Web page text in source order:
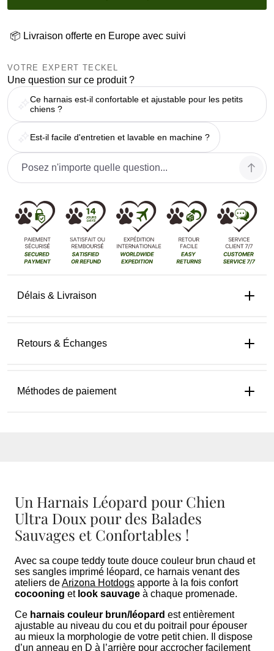
📦 Livraison offerte en Europe avec suivi
VOTRE EXPERT TECKEL
Une question sur ce produit ?
Ce harnais est-il confortable et ajustable pour les petits
chiens ?
Est-il facile d'entretien et lavable en machine ?
Délais & Livraison
Retours & Échanges
Méthodes de paiement
Un Harnais Léopard pour Chien
Ultra Doux pour des Balades
Sauvages et Confortables !
Avec sa coupe teddy toute douce couleur brun chaud et
ses sangles imprimé léopard, ce harnais venant des
ateliers deArizona Hotdogs apporte à la fois confort
cocooning et look sauvage à chaque promenade.
Ce harnais couleur brun/léopard est entièrement
ajustable au niveau du cou et du poitrail pour épouser
au mieux la morphologie de votre petit chien. Il dispose
d’un anneau en D à l’arrière pour accrocher facilement